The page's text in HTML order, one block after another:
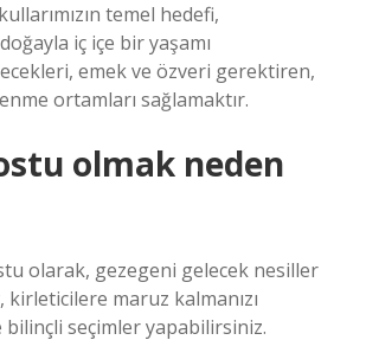
temel hedefi,
iç içe bir yaşamı
emek ve özveri gerektiren,
ortamları sağlamaktır.
olmak neden
olarak, gezegeni gelecek nesiller
maruz kalmanızı
bilinçli seçimler yapabilirsiniz.